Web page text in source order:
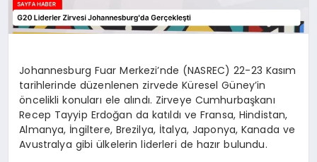
DIĞER
Johannesburg Fuar Merkezi’nde (NASREC) 22-23 Kasım
tarihlerinde düzenlenen zirvede Küresel Güney’in
öncelikli konuları ele alındı. Zirveye Cumhurbaşkanı
Recep Tayyip Erdoğan da katıldı ve Fransa, Hindistan,
Almanya, İngiltere, Brezilya, İtalya, Japonya, Kanada ve
Avustralya gibi ülkelerin liderleri de hazır bulundu.